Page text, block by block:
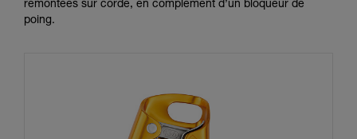
remontées sur corde, en complément d’un bloqueur de
poing.